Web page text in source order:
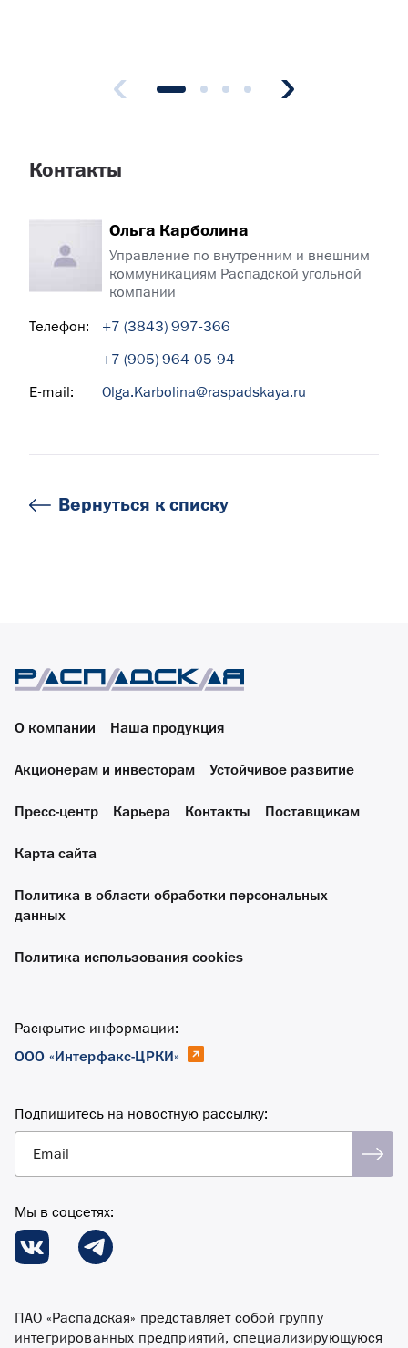
Контакты
Ольга Карболина
Управление по внутренним и внешним
коммуникациям Распадской угольной
компании
Телефон:
+7 (3843) 997-366
+7 (905) 964-05-94
E-mail:
Olga.Karbolina@raspadskaya.ru
Вернуться к списку
О компании Наша продукция
Акционерам и инвесторам Устойчивое развитие
Пресс-центр Карьера Контакты Поставщикам
Карта сайта
Политика в области обработки персональных
данных
Политика использования cookies
Раскрытие информации:
ООО «Интерфакс-ЦРКИ»
Подпишитесь на новостную рассылку:
Email
Мы в соцсетях:
ПАО «Распадская» представляет собой группу
интегрированных предприятий, специализирующуюся